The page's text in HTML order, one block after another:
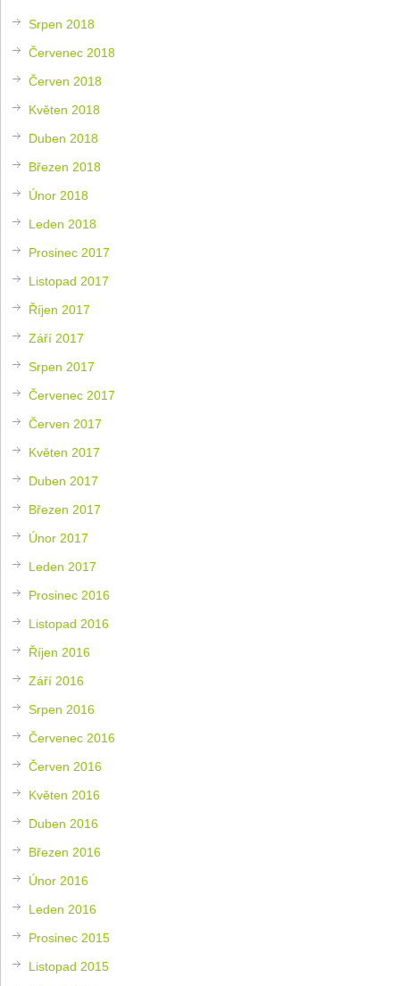
Srpen 2018
Červenec 2018
Červen 2018
Květen 2018
Duben 2018
Březen 2018
Únor 2018
Leden 2018
Prosinec 2017
Listopad 2017
Říjen 2017
Září 2017
Srpen 2017
Červenec 2017
Červen 2017
Květen 2017
Duben 2017
Březen 2017
Únor 2017
Leden 2017
Prosinec 2016
Listopad 2016
Říjen 2016
Září 2016
Srpen 2016
Červenec 2016
Červen 2016
Květen 2016
Duben 2016
Březen 2016
Únor 2016
Leden 2016
Prosinec 2015
Listopad 2015